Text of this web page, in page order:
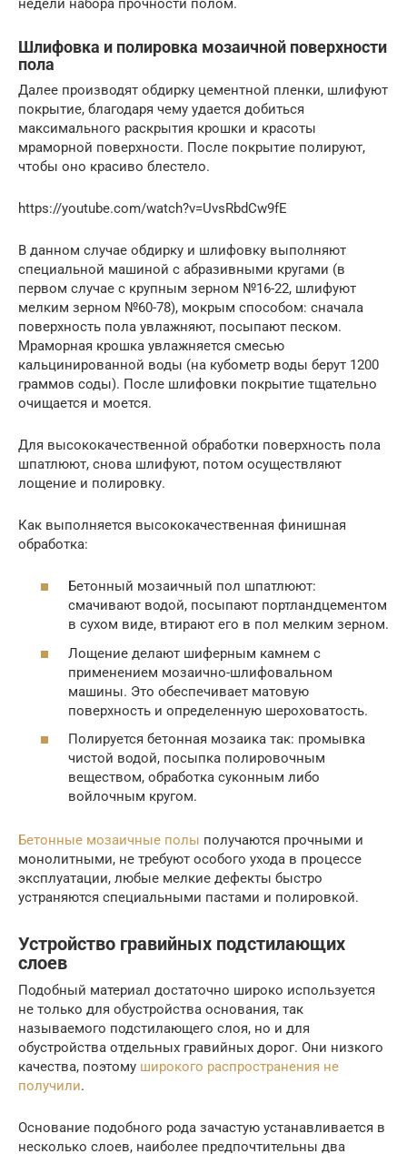
недели набора прочности полом.
Шлифовка и полировка мозаичной поверхности
пола
Далее производят обдирку цементной пленки, шлифуют
покрытие, благодаря чему удается добиться
максимального раскрытия крошки и красоты
мраморной поверхности. После покрытие полируют,
чтобы оно красиво блестело.
https://youtube.com/watch?v=UvsRbdCw9fE
В данном случае обдирку и шлифовку выполняют
специальной машиной с абразивными кругами (в
первом случае с крупным зерном №16-22, шлифуют
мелким зерном №60-78), мокрым способом: сначала
поверхность пола увлажняют, посыпают песком.
Мраморная крошка увлажняется смесью
кальцинированной воды (на кубометр воды берут 1200
граммов соды). После шлифовки покрытие тщательно
очищается и моется.
Для высококачественной обработки поверхность пола
шпатлюют, снова шлифуют, потом осуществляют
лощение и полировку.
Как выполняется высококачественная финишная
обработка:
Бетонный мозаичный пол шпатлюют:
смачивают водой, посыпают портландцементом
в сухом виде, втирают его в пол мелким зерном.
Лощение делают шиферным камнем с
применением мозаично-шлифовальном
машины. Это обеспечивает матовую
поверхность и определенную шероховатость.
Полируется бетонная мозаика так: промывка
чистой водой, посыпка полировочным
веществом, обработка суконным либо
войлочным кругом.
Бетонные мозаичные полы получаются прочными и
монолитными, не требуют особого ухода в процессе
эксплуатации, любые мелкие дефекты быстро
устраняются специальными пастами и полировкой.
Устройство гравийных подстилающих
слоев
Подобный материал достаточно широко используется
не только для обустройства основания, так
называемого подстилающего слоя, но и для
обустройства отдельных гравийных дорог. Они низкого
качества, поэтому широкого распространения не
получили.
Основание подобного рода зачастую устанавливается в
несколько слоев, наиболее предпочтительны два